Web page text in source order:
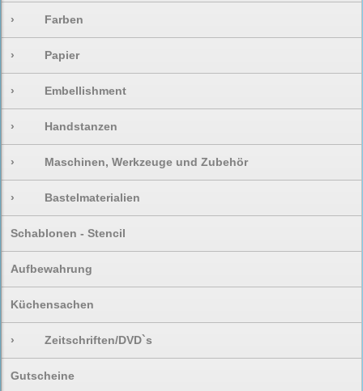
› Farben
› Papier
› Embellishment
› Handstanzen
› Maschinen, Werkzeuge und Zubehör
› Bastelmaterialien
Schablonen - Stencil
Aufbewahrung
Küchensachen
› Zeitschriften/DVD`s
Gutscheine